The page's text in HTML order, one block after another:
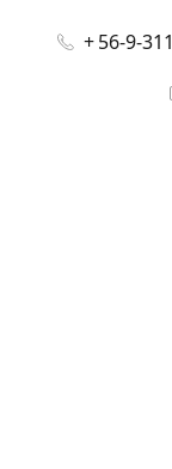
+ 56-9-